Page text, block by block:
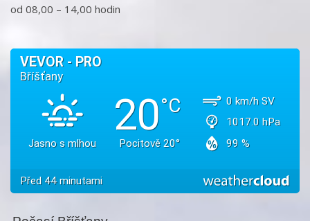
od 08,00 – 14,00 hodin